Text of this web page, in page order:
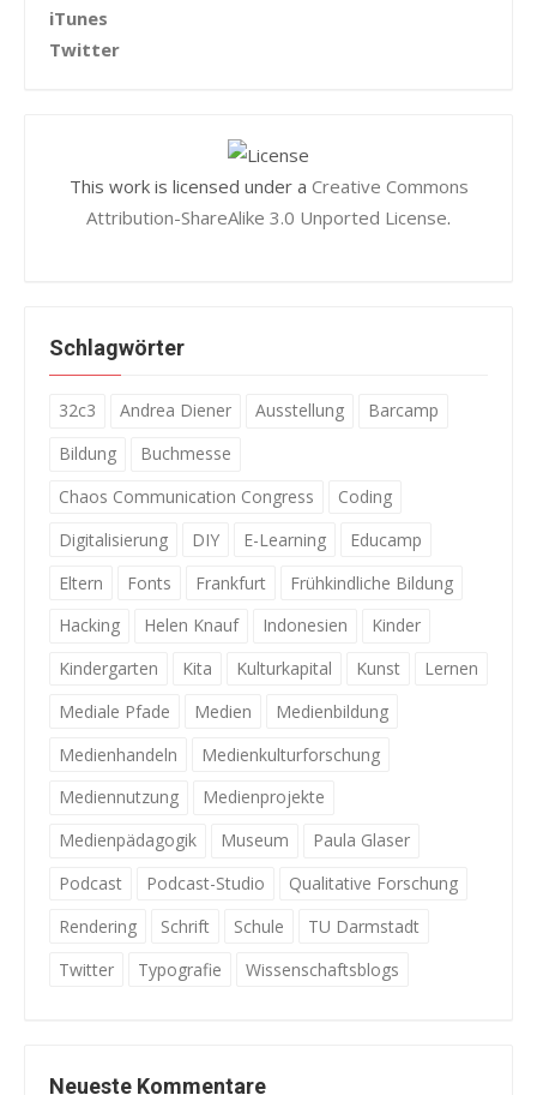
iTunes
Twitter
This work is licensed under a Creative Commons
Attribution-ShareAlike 3.0 Unported License.
Schlagwörter
32c3 Andrea Diener Ausstellung
Barcamp
Bildung
Buchmesse
Chaos Communication Congress
Coding
Digitalisierung
DIY E-Learning
Educamp
Eltern
Fonts Frankfurt
Frühkindliche Bildung
Hacking
Helen Knauf Indonesien
Kinder
Kindergarten
Kita Kulturkapital Kunst
Lernen
Mediale Pfade
Medien
Medienbildung
Medienhandeln
Medienkulturforschung
Mediennutzung
Medienprojekte
Medienpädagogik
Museum
Paula Glaser
Podcast
Podcast-Studio
Qualitative Forschung
Rendering
Schrift Schule
TU Darmstadt
Twitter
Typografie Wissenschaftsblogs
Neueste Kommentare